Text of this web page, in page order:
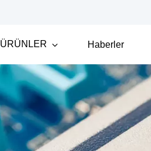
ÜRÜNLER Haberler